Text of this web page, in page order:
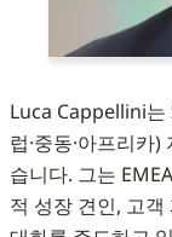
Luca Cappellini
럽·중동·아프리카
습니다. 그는
적 성장 견인, 고